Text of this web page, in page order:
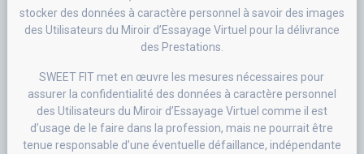
stocker des données à caractère personnel à savoir des images
des Utilisateurs du Miroir d’Essayage Virtuel pour la délivrance
des Prestations.
SWEET FIT met en œuvre les mesures nécessaires pour
assurer la confidentialité des données à caractère personnel
des Utilisateurs du Miroir d’Essayage Virtuel comme il est
d’usage de le faire dans la profession, mais ne pourrait être
tenue responsable d’une éventuelle défaillance, indépendante